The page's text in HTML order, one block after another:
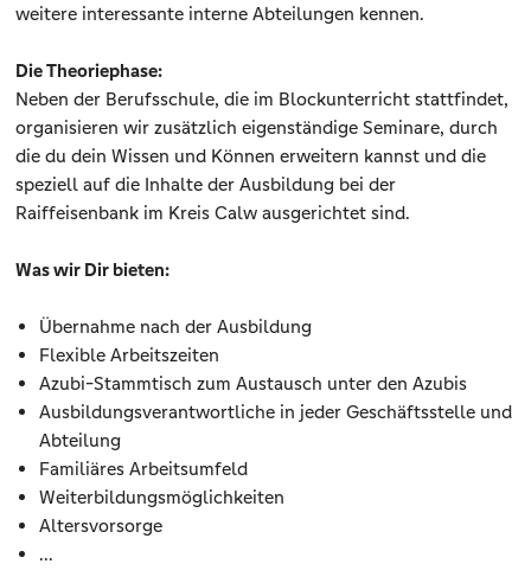
weitere interessante interne Abteilungen kennen.
Die Theoriephase:
Neben der Berufsschule, die im Blockunterricht stattfindet,
organisieren wir zusätzlich eigenständige Seminare, durch
die du dein Wissen und Können erweitern kannst und die
speziell auf die Inhalte der Ausbildung bei der
Raiffeisenbank im Kreis Calw ausgerichtet sind.
Was wir Dir bieten:
Übernahme nach der Ausbildung
Flexible Arbeitszeiten
Azubi-Stammtisch zum Austausch unter den Azubis
Ausbildungsverantwortliche in jeder Geschäftsstelle und
Abteilung
Familiäres Arbeitsumfeld
Weiterbildungsmöglichkeiten
Altersvorsorge
...